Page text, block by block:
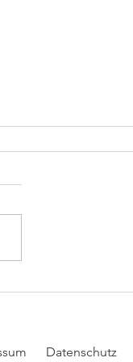
Datenschutz